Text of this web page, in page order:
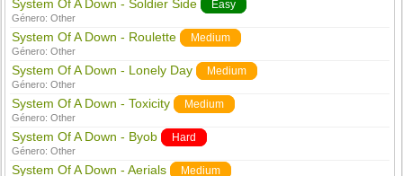
System Of A Down - Soldier Side Easy
Género:Other
System Of A Down - Roulette Medium
Género:Other
System Of A Down - Lonely Day Medium
Género:Other
System Of A Down - Toxicity Medium
Género:Other
System Of A Down - Byob Hard
Género:Other
System Of A Down - Aerials Medium